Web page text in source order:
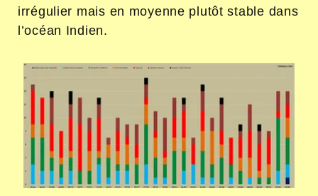
irrégulier mais en moyenne plutôt stable dans
l’océan Indien.